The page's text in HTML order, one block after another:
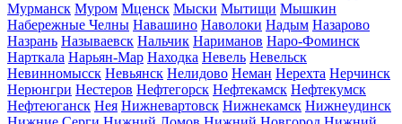
Мурманск Муром Мценск Мыски Мытищи Мышкин
Набережные Челны Навашино Наволоки Надым Назарово
Назрань Называевск Нальчик Нариманов Наро-Фоминск
Нарткала Нарьян-Мар Находка Невель Невельск
Невинномысск Невьянск Нелидово Неман Нерехта Нерчинск
Нерюнгри Нестеров Нефтегорск Нефтекамск Нефтекумск
Нефтеюганск Нея Нижневартовск Нижнекамск Нижнеудинск